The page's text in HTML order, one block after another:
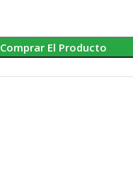
Comprar El Producto